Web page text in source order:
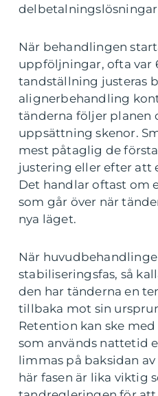
delbetalningslösningar
När behandlingen
uppföljningar, ofta var
tandställning justeras
alignerbehandling
tänderna följer planen
uppsättning skenor.
mest påtaglig de
justering eller efter att
Det handlar oftast om
som går över när
nya läget.
När
stabiliseringsfas, så
den har tänderna en
tillbaka mot sin
Retention kan ske
som används nattetid
limmas på baksidan
här fasen är lika viktig